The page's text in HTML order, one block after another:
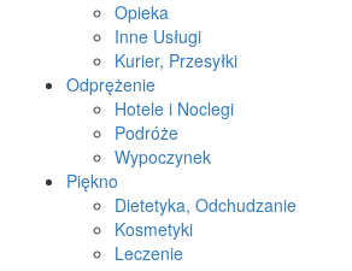
Opieka
Inne Usługi
Kurier, Przesyłki
Odprężenie
Hotele i Noclegi
Podróże
Wypoczynek
Piękno
Dietetyka, Odchudzanie
Kosmetyki
Leczenie